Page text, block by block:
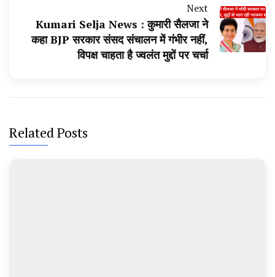
Next
Kumari Selja News : कुमारी सैलजा ने
कहा BJP सरकार संसद संचालन में गंभीर नहीं,
विपक्ष चाहता है ज्वलंत मुद्दों पर चर्चा
Related Posts